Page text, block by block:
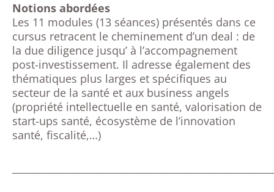
Notions abordées
Les 11 modules (13 séances) présentés dans ce
cursus retracent le cheminement d’un deal : de
la due diligence jusqu’ à l’accompagnement
post-investissement. Il adresse également des
thématiques plus larges et spécifiques au
secteur de la santé et aux business angels
(propriété intellectuelle en santé, valorisation de
start-ups santé, écosystème de l’innovation
santé, fiscalité,…)